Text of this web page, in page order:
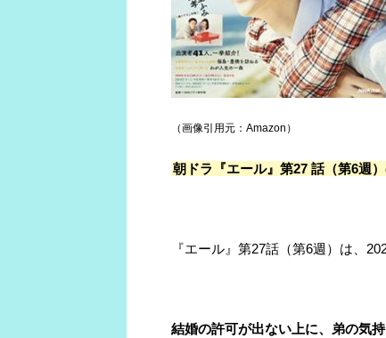
（画像引用元：Amazon）
朝ドラ『エール』第27 話（第6週
『エール』第27話（第6週）は、
結婚の許可が出ない上に、弟の気